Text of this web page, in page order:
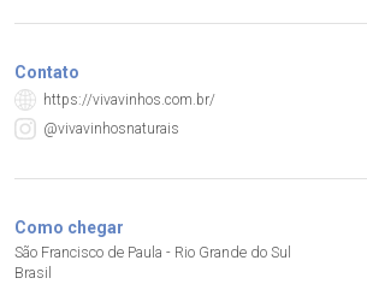
Contato
https://vivavinhos.com.br/
@vivavinhosnaturais
Como chegar
São Francisco de Paula - Rio Grande do Sul
Brasil